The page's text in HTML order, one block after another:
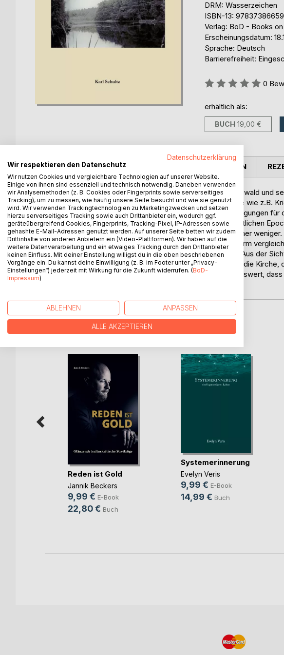
DRM: Wasserzeichen
ISBN-13:
Verlag: BoD - Books
Erscheinungsdatum:
Sprache: Deutsch
Barrierefreiheit:
Bewertung::
0
erhältlich als:
BUCH 19,00 €
BESCHREIBUNG
Es wird die Entwicklung des Ortes Weitenhagen bei Greifswald und
Mitte des 20. Jahrhunderts beschrieben. Äußere Einflüsse wie z.B.
Verwaltungsstrukturen, das Bildungswesen usw. die Bedingungen
es waren auch einzelne Personen in unterschiedlichen zeitlichen
Von einigen sind die Namen noch bekannt, von anderen eher
von Weitenhagen, der sicher in der einen oder anderen Form
verlief, hier darzustellen, ist das Anliegen dieses Buches. Aus der
besonders wichtige Sachverhalte sind, wie z.B. der Wald, die Kirche,
einzelnen Abschnitten hervorgehoben. Es wäre wünschenswert,
AUTOR/IN PRESSESTIMMEN
WEITERE TITEL BEIBoD
Reden ist Gold
Jannik Beckers
9,99 € E-Book
22,80 € Buch
Systemerinnerung
Evelyn Veris
9,99 € E-Book
14,99 € Buch
Datenschutzerklärung
Wir respektieren den Datenschutz
Wir nutzen Cookies und vergleichbare Technologien auf unserer Website.
Einige von ihnen sind essenziell und technisch notwendig. Daneben verwenden
wir Analysemethoden (z. B. Cookies oder Fingerprints sowie serverseitiges
Tracking), um zu messen, wie häufig unsere Seite besucht und wie sie genutzt
wird. Wir verwenden Trackingtechnologien zu Marketingzwecken und setzen
hierzu serverseitiges Tracking sowie auch Drittanbieter ein, wodurch ggf.
geräteübergreifend Cookies, Fingerprints, Tracking-Pixel, IP-Adressen sowie
gehashte E-Mail-Adressen genutzt werden. Auf unserer Seite betten wir zudem
Drittinhalte von anderen Anbietern ein (Video-Plattformen). Wir haben auf die
weitere Datenverarbeitung und ein etwaiges Tracking durch den Drittanbieter
keinen Einfluss. Mit deiner Einstellung willigst du in die oben beschriebenen
Vorgänge ein. Du kannst deine Einwilligung (z. B. im Footer unter „Privacy-
Einstellungen“) jederzeit mit Wirkung für die Zukunft widerrufen. (BoD-
Impressum)
ABLEHNEN ANPASSEN
ALLE AKZEPTIEREN